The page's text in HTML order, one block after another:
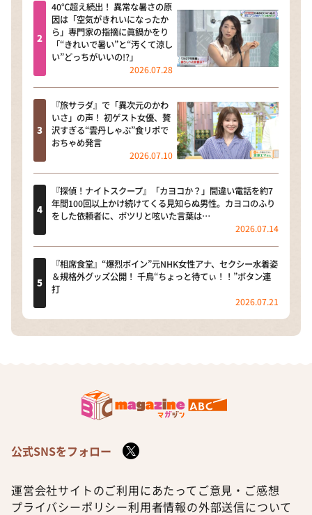
40℃超え続出！ 異常な暑さの原
因は「空気がきれいになったか
ら」専門家の指摘に眞鍋かをり
「“きれいで暑い”と“汚くて涼し
い”どっちがいいの!?」
2026.07.28
『旅サラダ』で「異次元のかわ
いさ」の声！ 初ゲスト女優、贅
沢すぎる“雲丹しゃぶ”食リポで
おちゃめ発言
2026.07.10
『探偵！ナイトスクープ』「カヨコか？」間違い電話を約7
年間100回以上かけ続けてくる見知らぬ男性。カヨコのふり
をした依頼者に、ポツリと呟いた言葉は…
2026.07.14
『相席食堂』“爆烈ボイン”元NHK女性アナ、セクシー水着姿
＆規格外グッズ公開！ 千鳥“ちょっと待てぃ！！”ボタン連
打
2026.07.21
公式SNSをフォロー
運営会社サイトのご利用にあたって ご意見・ご感想
プライバシーポリシー利用者情報の外部送信について